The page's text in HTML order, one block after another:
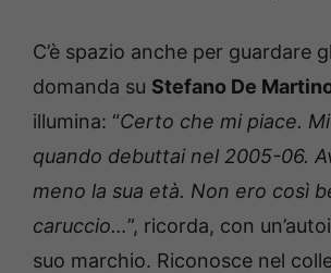
C’è spazio anche per guardare
domanda su Stefano De
illumina: “Certo che mi piace.
quando debuttai nel 2005-06.
meno la sua età. Non ero così
caruccio…”, ricorda, con
suo marchio. Riconosce nel